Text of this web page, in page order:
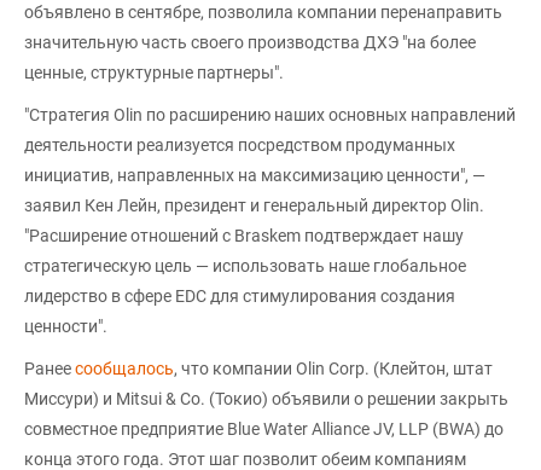
объявлено в сентябре, позволила компании перенаправить
значительную часть своего производства ДХЭ "на более
ценные, структурные партнеры".
"Стратегия Olin по расширению наших основных направлений
деятельности реализуется посредством продуманных
инициатив, направленных на максимизацию ценности", —
заявил Кен Лейн, президент и генеральный директор Olin.
"Расширение отношений с Braskem подтверждает нашу
стратегическую цель — использовать наше глобальное
лидерство в сфере EDC для стимулирования создания
ценности".
Ранеесообщалось, что компании Olin Corp. (Клейтон, штат
Миссури) и Mitsui & Co. (Токио) объявили о решении закрыть
совместное предприятие Blue Water Alliance JV, LLP (BWA) до
конца этого года. Этот шаг позволит обеим компаниям